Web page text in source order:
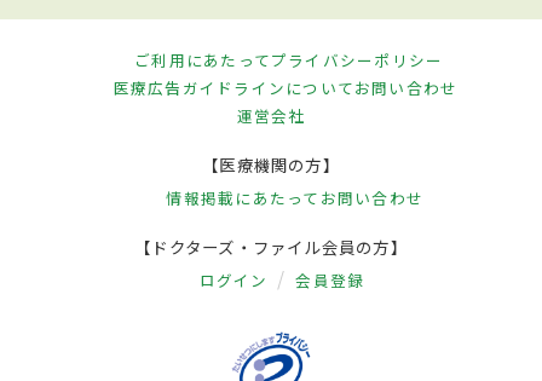
ご利用にあたってプライバシーポリシー
医療広告ガイドラインについてお問い合わせ
運営会社
【医療機関の方】
情報掲載にあたって お問い合わせ
【ドクターズ・ファイル会員の方】
ログイン 会員登録